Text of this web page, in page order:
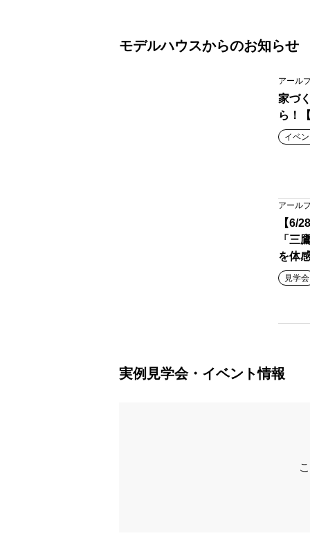
モデルハウスからのお知らせ
アール
家づ
ら！
イベ
アール
【6/
「三
を体
見学会
実例見学会・イベント情報